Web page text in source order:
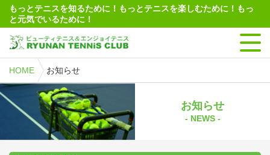
もっとテニスを知るために！もっとテニスを楽しむために！もっ
と元気でいるために！
HOME お知らせ
お知らせ
- NEWS -